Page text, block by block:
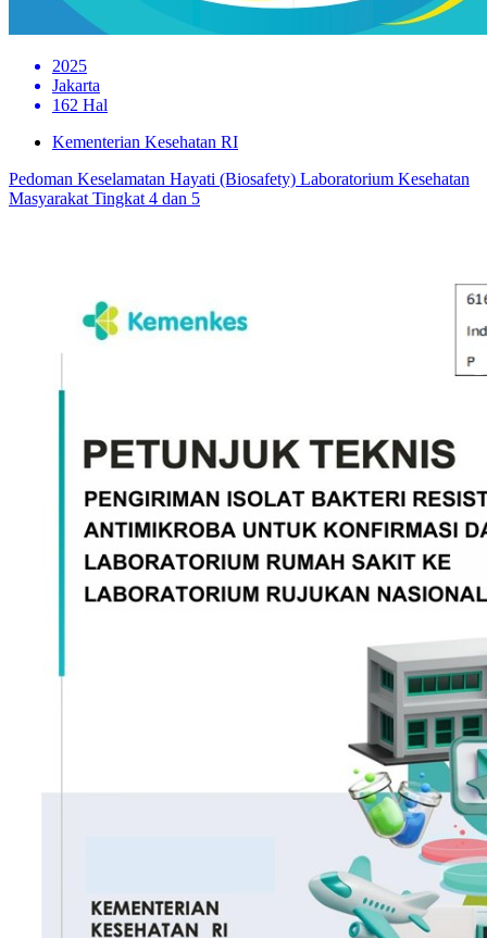
2025
Jakarta
162 Hal
Kementerian Kesehatan RI
Pedoman Keselamatan Hayati (Biosafety) Laboratorium Kesehatan
Masyarakat Tingkat 4 dan 5